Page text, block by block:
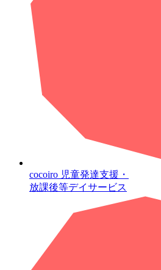
cocoiro 児童発達支援・
放課後等デイサービス